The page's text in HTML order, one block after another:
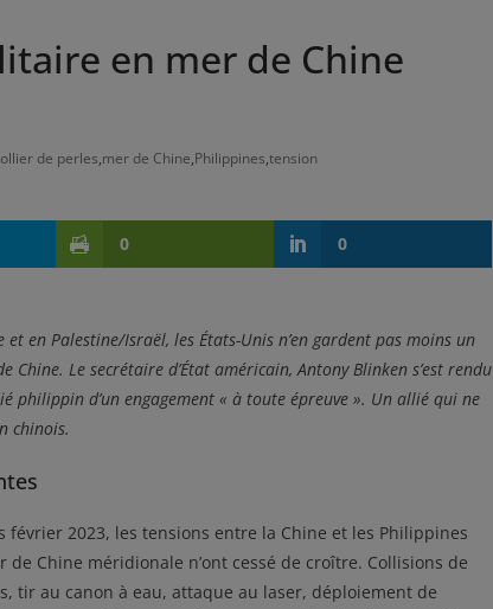
en mer de Chine
de perles,mer de Chine,Philippines,tension
0 0
en Palestine/Israël, les États-Unis n’en gardent pas moins un
Le secrétaire d’État américain, Antony Blinken s’est rendu
philippin d’un engagement « à toute épreuve ». Un allié qui ne
chinois.
février 2023, les tensions entre la Chine et les Philippines
de Chine méridionale n’ont cessé de croître. Collisions de
tir au canon à eau, attaque au laser, déploiement de